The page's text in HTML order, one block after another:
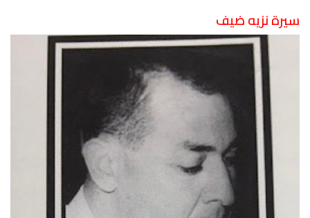
سيرة نزيه ضيف